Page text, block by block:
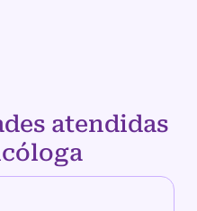
atendidas